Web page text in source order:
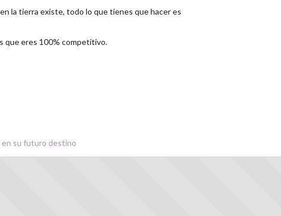
la tierra existe, todo lo que tienes que hacer es
que eres 100% competitivo.
en su futuro destino